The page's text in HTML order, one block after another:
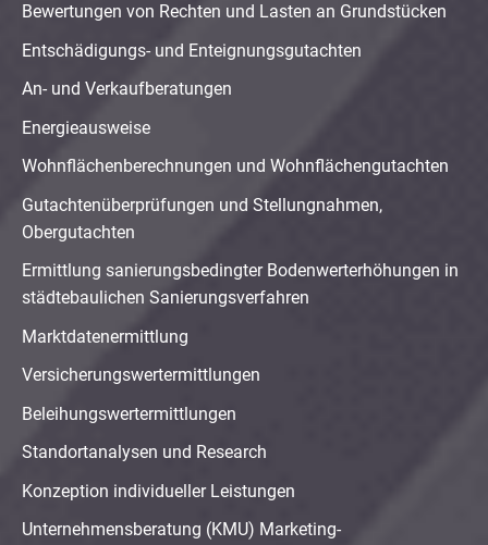
Bewertungen von Rechten und Lasten an Grundstücken
Entschädigungs- und Enteignungsgutachten
An- und Verkaufberatungen
Energieausweise
Wohnflächenberechnungen und Wohnflächengutachten
Gutachtenüberprüfungen und Stellungnahmen,
Obergutachten
Ermittlung sanierungsbedingter Bodenwerterhöhungen in
städtebaulichen Sanierungsverfahren
Marktdatenermittlung
Versicherungswertermittlungen
Beleihungswertermittlungen
Standortanalysen und Research
Konzeption individueller Leistungen
Unternehmensberatung (KMU) Marketing-